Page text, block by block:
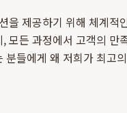
을 제공하기 위해 체계적
모든 과정에서 고객의 만
분들에게 왜 저희가 최고